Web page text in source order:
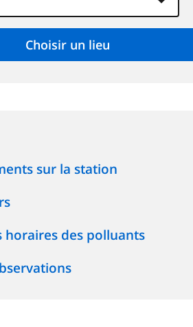
sur la station
horaires des polluants